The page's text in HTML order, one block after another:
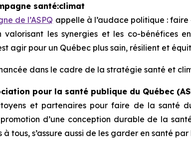
santé:climat
de l’ASPQ appelle à l’audace politique :
valorisant les synergies et les co-bénéfices
agir pour un Québec plus sain, résilient et
dans le cadre de la stratégie santé et
pour la santé publique du Québec
et partenaires pour faire de la santé
d’une conception durable de la
à tous, s’assure aussi de les garder en santé